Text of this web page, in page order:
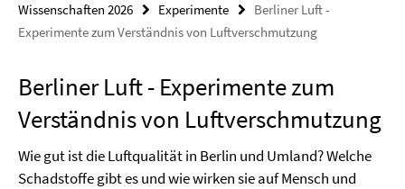
Wissenschaften 2026
Experimente
Berliner Luft -
Experimente zum Verständnis von Luftverschmutzung
Berliner Luft - Experimente zum
Verständnis von Luftverschmutzung
Wie gut ist die Luftqualität in Berlin und Umland? Welche
Schadstoffe gibt es und wie wirken sie auf Mensch und